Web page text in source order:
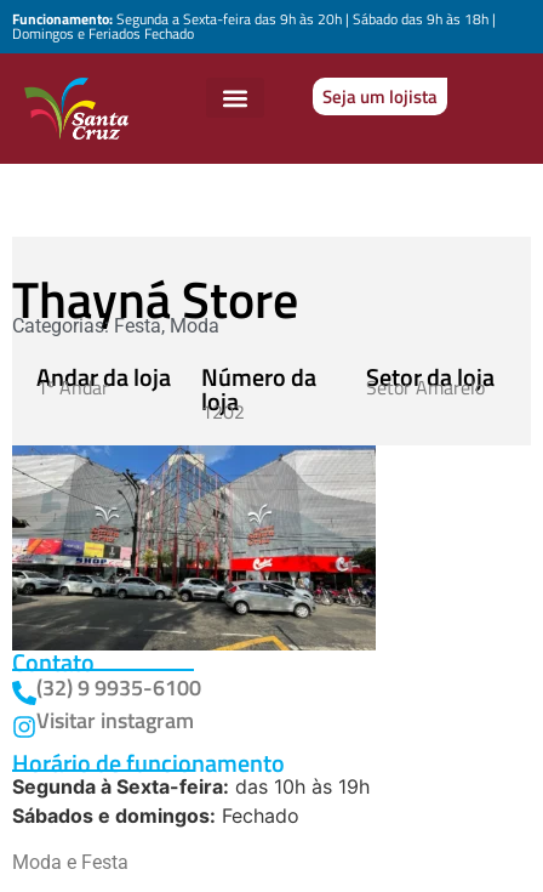
Funcionamento:Segunda a Sexta-feira das 9h às 20h | Sábado das 9h às 18h |
Domingos e Feriados Fechado
Seja um lojista
Thayná Store
Categorias: Festa,Moda
Andar da loja
1º Andar Número da
loja
1202
Setor da loja
Setor Amarelo
Contato
(32) 9 9935-6100
Visitar instagram
Horário de funcionamento
Segunda à Sexta-feira: das 10h às 19h
Sábados e domingos: Fechado
Moda e Festa